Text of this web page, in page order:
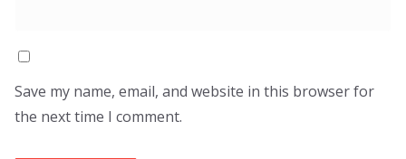
Save my name, email, and website in this browser for
the next time I comment.